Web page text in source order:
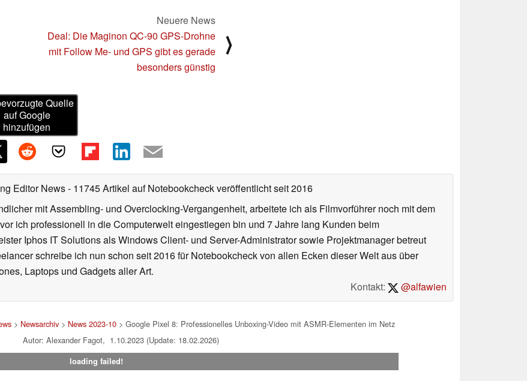
Neuere News
Deal: Die Maginon QC-90 GPS-Drohne
mit Follow Me- und GPS gibt es gerade
besonders günstig
⟩
Quelle
auf Google
hinzufügen
Editor News- 11745 Artikel auf Notebookcheck veröffentlichtseit 2016
mit Assembling- und Overclocking-Vergangenheit, arbeitete ich als Filmvorführer noch mit dem
ich professionell in die Computerwelt eingestiegen bin und 7 Jahre lang Kunden beim
Iphos IT Solutions als Windows Client- und Server-Administrator sowie Projektmanager betreut
schreibe ich nun schon seit 2016 für Notebookcheck von allen Ecken dieser Welt aus über
Laptops und Gadgets aller Art.
Kontakt:
@alfawien
> Newsarchiv> News 2023-10> Google Pixel 8: Professionelles Unboxing-Video mit ASMR-Elementen im Netz
Autor: Alexander Fagot, 1.10.2023 (Update: 18.02.2026)
loading failed!